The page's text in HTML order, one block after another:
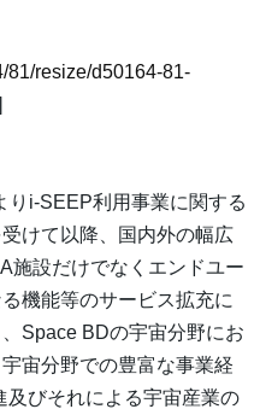
81/resize/d50164-81-
i-SEEP利用事業に関する
けて以降、国内外の幅広
施設だけでなくエンドユー
機能等のサービス拡充に
Space BDの宇宙分野にお
宙分野での豊富な事業経
びそれによる宇宙産業の